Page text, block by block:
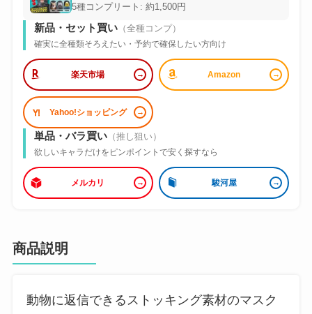
5種コンプリート: 約1,500円
新品・セット買い（全種コンプ）
確実に全種類そろえたい・予約で確保したい方向け
楽天市場 Amazon
Yahoo!ショッピング
単品・バラ買い（推し狙い）
欲しいキャラだけをピンポイントで安く探すなら
メルカリ 駿河屋
商品説明
動物に返信できるストッキング素材のマスク